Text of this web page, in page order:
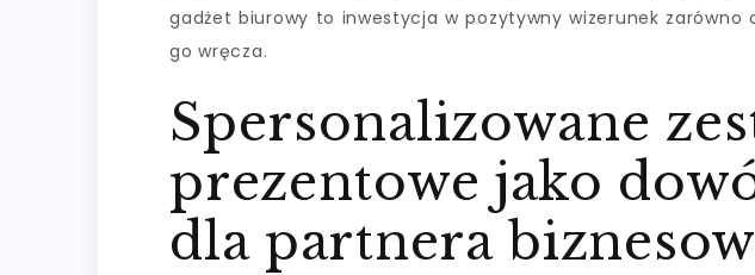
gadżet biurowy to inwestycja w pozytywny wizerunek zarówno
go wręcza.
Spersonalizowane
prezentowe jako
dla partnera